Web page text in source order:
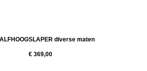
diverse maten
€ 369,00